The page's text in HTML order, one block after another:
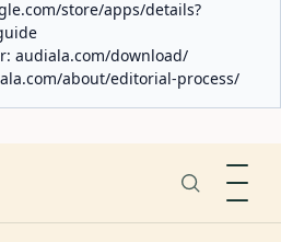
store/apps/details?
audiala.com/download/
about/editorial-process/